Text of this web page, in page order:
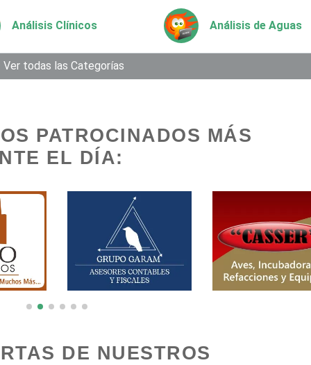
Análisis Clínicos Análisis de Aguas
Aparatos y Equipos
Eléctricos
Artículos Deportivos
Artículos para Regalos
Aseguradoras Asesores Técnicos
Asilos
Iluminación
Ver todas las Categorías
PATROCINADOS MÁS
EL DÍA:
DE NUESTROS